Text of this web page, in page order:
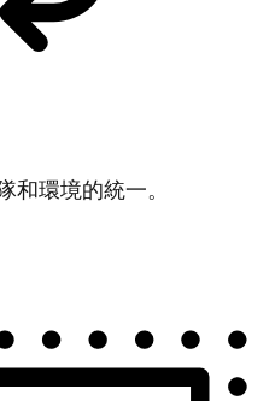
和環境的統一。